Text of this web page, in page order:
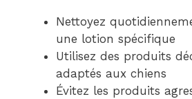
Nettoyez
une lotion spécifique
Utilisez des produits
adaptés aux chiens
Évitez les produits